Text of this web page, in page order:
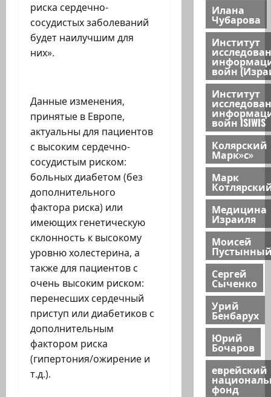
риска сердечно-
сосудистых заболеваний
будет наилучшим для
них».
Данные изменения,
принятые в Европе,
актуальны для пациентов
с высоким сердечно-
сосудистым риском:
больных диабетом (без
дополнительного
фактора риска) или
имеющих генетическую
склонность к высокому
уровню холестерина, а
также для пациентов с
очень высоким риском:
перенесших сердечный
приступ или диабетиков с
дополнительным
фактором риска
(гипертония/ожирение и
т.д.).
Илана
Чубарова
Институт
войн
Институт
войн ISIWIS
Колярский
Марк»с»
Марк
Медицина
Израиля
Моисей
Сергей
Сыченко
Урий
Бенбарух
Юрий
Бочаров
еврейский
фонд